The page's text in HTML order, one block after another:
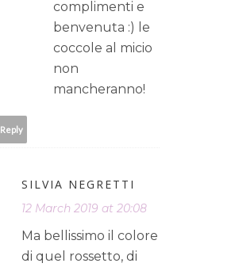
complimenti e
benvenuta :) le
coccole al micio
non
mancheranno!
Reply
SILVIA NEGRETTI
12 March 2019 at 20:08
Ma bellissimo il colore
di quel rossetto, di